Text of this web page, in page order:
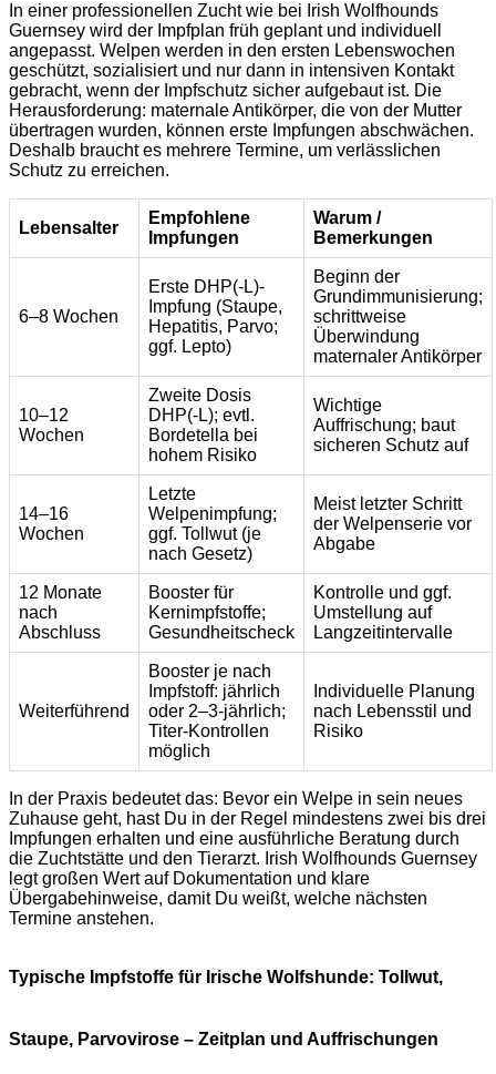
In einer professionellen Zucht wie bei Irish Wolfhounds
Guernsey wird der Impfplan früh geplant und individuell
angepasst. Welpen werden in den ersten Lebenswochen
geschützt, sozialisiert und nur dann in intensiven Kontakt
gebracht, wenn der Impfschutz sicher aufgebaut ist. Die
Herausforderung: maternale Antikörper, die von der Mutter
übertragen wurden, können erste Impfungen abschwächen.
Deshalb braucht es mehrere Termine, um verlässlichen
Schutz zu erreichen.
Lebensalter
Empfohlene
Impfungen
Warum /
Bemerkungen
6–8 Wochen
Erste DHP(-L)-
Impfung (Staupe,
Hepatitis, Parvo;
ggf. Lepto)
Beginn der
Grundimmunisierung;
schrittweise
Überwindung
maternaler Antikörper
10–12
Wochen
Zweite Dosis
DHP(-L); evtl.
Bordetella bei
hohem Risiko
Wichtige
Auffrischung; baut
sicheren Schutz auf
14–16
Wochen
Letzte
Welpenimpfung;
ggf. Tollwut (je
nach Gesetz)
Meist letzter Schritt
der Welpenserie vor
Abgabe
12 Monate
nach
Abschluss
Booster für
Kernimpfstoffe;
Gesundheitscheck
Kontrolle und ggf.
Umstellung auf
Langzeitintervalle
Weiterführend
Booster je nach
Impfstoff: jährlich
oder 2–3-jährlich;
Titer-Kontrollen
möglich
Individuelle Planung
nach Lebensstil und
Risiko
In der Praxis bedeutet das: Bevor ein Welpe in sein neues
Zuhause geht, hast Du in der Regel mindestens zwei bis drei
Impfungen erhalten und eine ausführliche Beratung durch
die Zuchtstätte und den Tierarzt. Irish Wolfhounds Guernsey
legt großen Wert auf Dokumentation und klare
Übergabehinweise, damit Du weißt, welche nächsten
Termine anstehen.
Typische Impfstoffe für Irische Wolfshunde: Tollwut,
Staupe, Parvovirose – Zeitplan und Auffrischungen